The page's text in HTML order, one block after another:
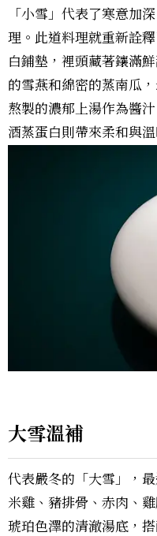
「小雪」代表了寒意加
理。此道料理就重新詮
白鋪墊，裡頭藏著鑲滿
的雪燕和綿密的蒸南瓜
熬製的濃郁上湯作為醬
酒蒸蛋白則帶來柔和與溫
大雪溫補
代表嚴冬的「大雪」，
米雞、豬排骨、赤肉、
琥珀色澤的清澈湯底，